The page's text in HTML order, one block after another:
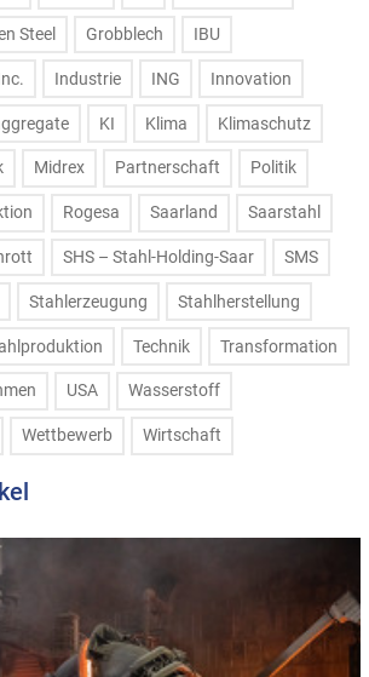
Steel Grobblech IBU
Industrie ING Innovation
KI Klima Klimaschutz
Midrex Partnerschaft Politik
Rogesa Saarland Saarstahl
SHS – Stahl-Holding-Saar SMS
Stahlerzeugung Stahlherstellung
Technik Transformation
USA Wasserstoff
Wettbewerb Wirtschaft